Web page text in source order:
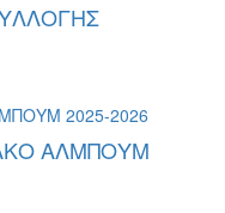
ΑΛΜΠΟΥΜ